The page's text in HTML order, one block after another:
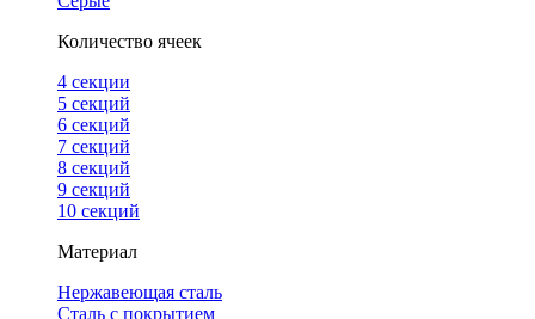
Количество ячеек
4 cекции
5 секций
6 секций
7 секций
8 секций
9 секций
10 секций
Материал
Нержавеющая сталь
Сталь с покрытием